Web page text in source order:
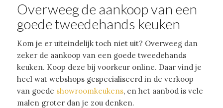
Overweeg de aankoop van een
goede tweedehands keuken
Kom je er uiteindelijk toch niet uit? Overweeg dan
zeker de aankoop van een goede tweedehands
keuken. Koop deze bij voorkeur online. Daar vind je
heel wat webshops gespecialiseerd in de verkoop
van goede showroomkeukens, en het aanbod is vele
malen groter dan je zou denken.